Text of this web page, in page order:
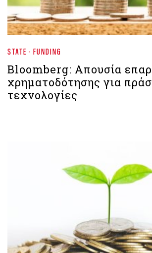
STATE - FUNDING
Βloomberg: Απουσία
χρηματοδότησης για
τεχνολογίες